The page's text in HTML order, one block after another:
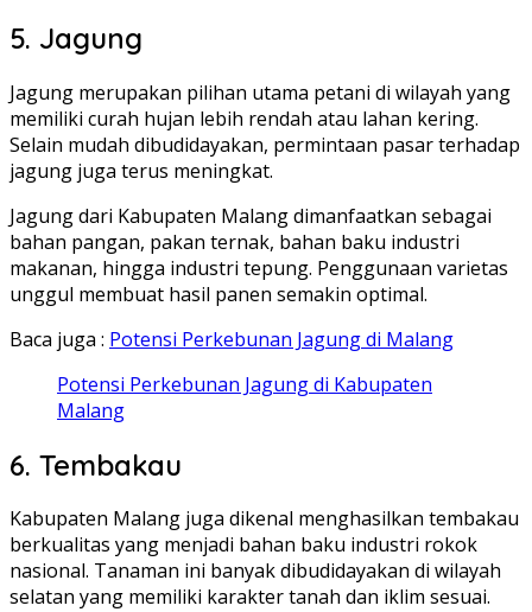
5. Jagung
Jagung merupakan pilihan utama petani di wilayah yang
memiliki curah hujan lebih rendah atau lahan kering.
Selain mudah dibudidayakan, permintaan pasar terhadap
jagung juga terus meningkat.
Jagung dari Kabupaten Malang dimanfaatkan sebagai
bahan pangan, pakan ternak, bahan baku industri
makanan, hingga industri tepung. Penggunaan varietas
unggul membuat hasil panen semakin optimal.
Baca juga : Potensi Perkebunan Jagung di Malang
Potensi Perkebunan Jagung di Kabupaten
Malang
6. Tembakau
Kabupaten Malang juga dikenal menghasilkan tembakau
berkualitas yang menjadi bahan baku industri rokok
nasional. Tanaman ini banyak dibudidayakan di wilayah
selatan yang memiliki karakter tanah dan iklim sesuai.